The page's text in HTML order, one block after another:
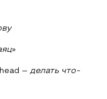
»
– делать что-